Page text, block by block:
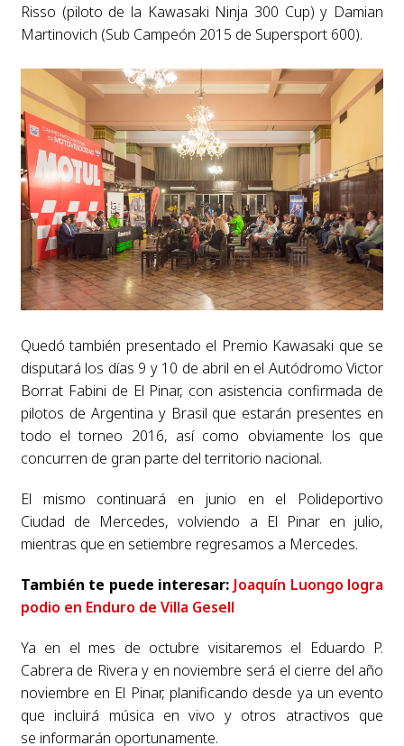
Risso (piloto de la Kawasaki Ninja 300 Cup) y Damian
Martinovich (Sub Campeón 2015 de Supersport 600).
Quedó también presentado el Premio Kawasaki que se
disputará los días 9 y 10 de abril en el Autódromo Victor
Borrat Fabini de El Pinar, con asistencia confirmada de
pilotos de Argentina y Brasil que estarán presentes en
todo el torneo 2016, así como obviamente los que
concurren de gran parte del territorio nacional.
El mismo continuará en junio en el Polideportivo
Ciudad de Mercedes, volviendo a El Pinar en julio,
mientras que en setiembre regresamos a Mercedes.
También te puede interesar: Joaquín Luongo logra
podio en Enduro de Villa Gesell
Ya en el mes de octubre visitaremos el Eduardo P.
Cabrera de Rivera y en noviembre será el cierre del año
noviembre en El Pinar, planificando desde ya un evento
que incluirá música en vivo y otros atractivos que
se informarán oportunamente.